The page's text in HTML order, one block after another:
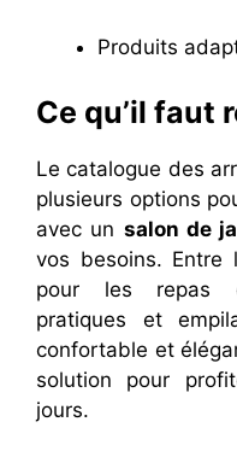
Produits
Ce qu’il faut
Le catalogue des
plusieurs options
avec un salon de
vos besoins. Entre
pour les repas
pratiques et
confortable et
solution pour
jours.